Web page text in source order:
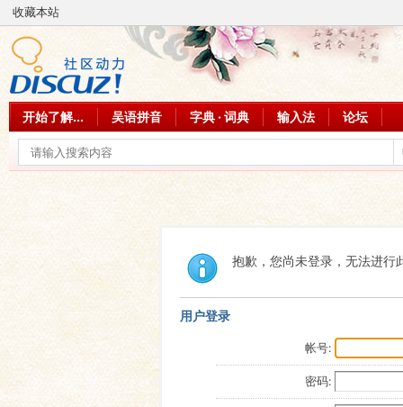
收藏本站
开始了解... 吴语拼音 字典 · 词典 输入法 论坛
抱歉，您尚未登录，无法进行
用户登录
帐号:
密码: